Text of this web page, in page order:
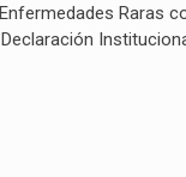
Raras